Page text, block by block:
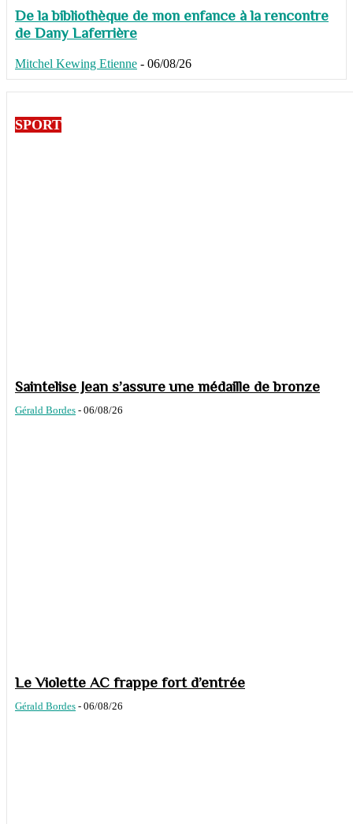
De la bibliothèque de mon enfance à la rencontre
de Dany Laferrière
Mitchel Kewing Etienne - 06/08/26
SPORT
Saintelise Jean s’assure une médaille de bronze
Gérald Bordes - 06/08/26
Le Violette AC frappe fort d’entrée
Gérald Bordes - 06/08/26